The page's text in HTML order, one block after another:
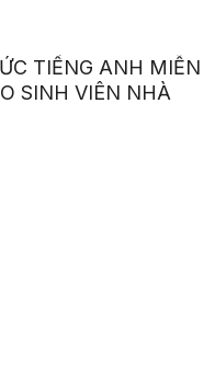
TIẾNG ANH MIỄN
SINH VIÊN NHÀ